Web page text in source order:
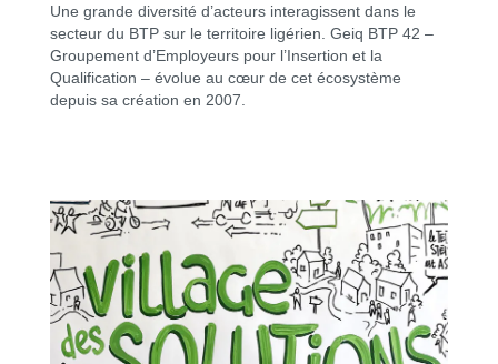
Une grande diversité d’acteurs interagissent dans le
secteur du BTP sur le territoire ligérien. Geiq BTP 42 –
Groupement d’Employeurs pour l’Insertion et la
Qualification – évolue au cœur de cet écosystème
depuis sa création en 2007.